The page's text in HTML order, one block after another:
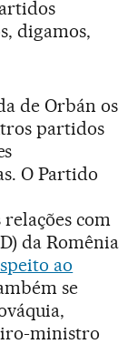
digamos,
de Orbán os
partidos
O Partido
com
da Romênia
ao
se
ministro